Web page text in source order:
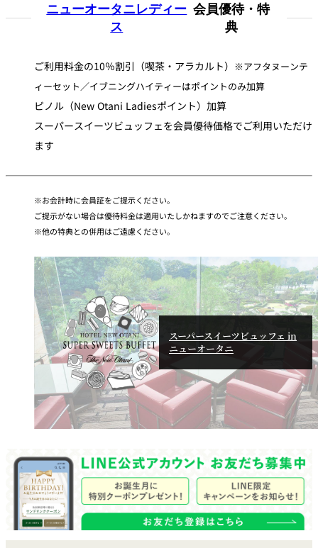
ニューオータニレディー
ス
会員優待・特
典
ご利用料金の10％割引（喫茶・アラカルト） ※アフタヌーンテ
ィーセット／イブニングハイティーはポイントのみ加算
ピノル（New Otani Ladiesポイント）加算
スーパースイーツビュッフェを会員優待価格でご利用いただけ
ます
お会計時に会員証をご提示ください。
ご提示がない場合は優待料金は適用いたしかねますのでご注意ください。
他の特典との併用はご遠慮ください。
スーパースイーツビュッフェ in
ニューオータニ